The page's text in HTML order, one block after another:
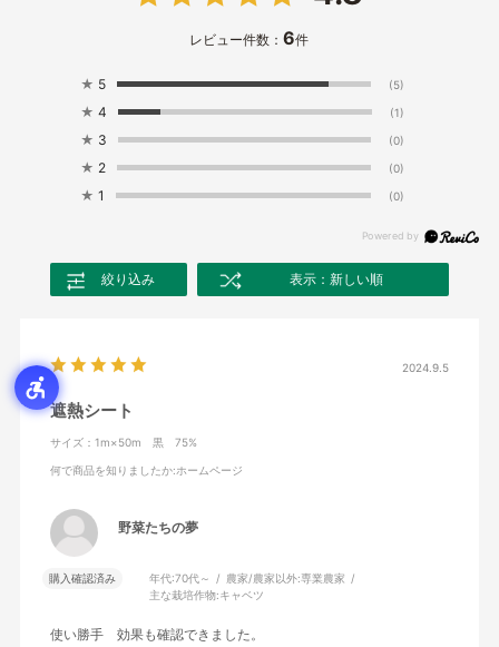
レビュー件数：6件
★ 5 (5)
★ 4 (1)
★ 3 (0)
★ 2 (0)
★ 1 (0)
絞り込み 表示：新しい順
2024.9.5
遮熱シート
サイズ：1m×50m 黒 75%
何で商品を知りましたか:ホームページ
野菜たちの夢
購入確認済み 年代:70代～ 農家/農家以外:専業農家
主な栽培作物:キャベツ
使い勝手 効果も確認できました。